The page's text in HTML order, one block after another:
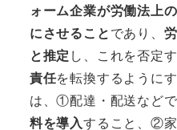
ォーム企業が労働法上
にさせることであり、
と推定 し、これを否定
責任を転換するように
は、①配達・配送など
料を導入すること、②家